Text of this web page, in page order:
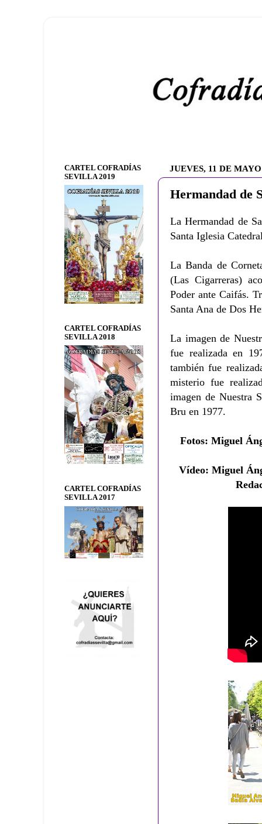
JUEVES, 11 DE
Hermandad de
La Hermandad de
Santa Iglesia
La Banda de
(Las Cigarreras)
Poder ante Caifás.
Santa Ana de Dos
La imagen de
fue realizada en
también fue
misterio fue
imagen de Nuestra
Bru en 1977.
Fotos: Miguel
Vídeo:Miguel
CARTEL COFRADÍAS
SEVILLA 2019
CARTEL COFRADÍAS
SEVILLA 2018
CARTEL COFRADÍAS
SEVILLA 2017